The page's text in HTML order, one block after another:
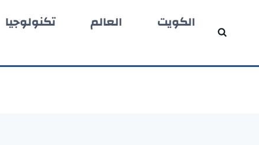
المحتوى
الكويت العالم تكنولوجيا